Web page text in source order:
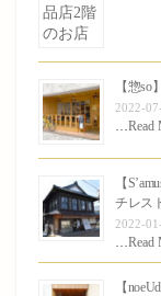
【惣
2022-
…Read
【
チレス
2022-
…Read
【